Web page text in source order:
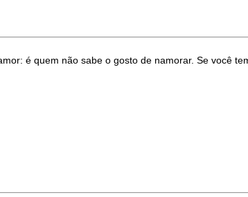
é quem não sabe o gosto de namorar. Se você